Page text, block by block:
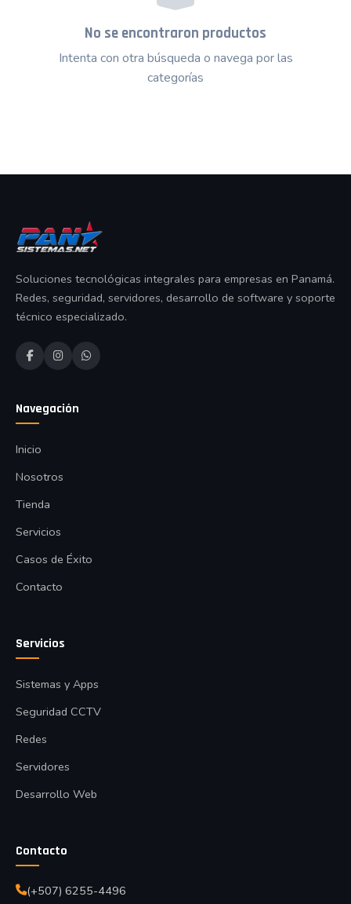
No se encontraron productos
Intenta con otra búsqueda o navega por las
categorías
Soluciones tecnológicas integrales para empresas en Panamá.
Redes, seguridad, servidores, desarrollo de software y soporte
técnico especializado.
Navegación
Inicio
Nosotros
Tienda
Servicios
Casos de Éxito
Contacto
Servicios
Sistemas y Apps
Seguridad CCTV
Redes
Servidores
Desarrollo Web
Contacto
(+507) 6255-4496